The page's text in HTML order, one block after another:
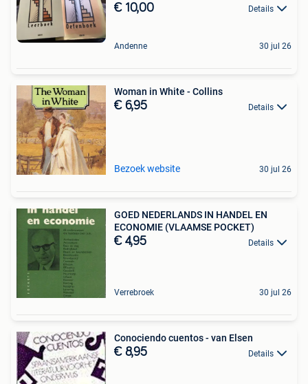
€ 10,00 Details
Andenne 30 jul 26
Woman in White - Collins
€ 6,95 Details
Bezoek website 30 jul 26
GOED NEDERLANDS IN HANDEL EN
ECONOMIE (VLAAMSE POCKET)
€ 4,95 Details
Verrebroek 30 jul 26
Conociendo cuentos - van Elsen
€ 8,95 Details